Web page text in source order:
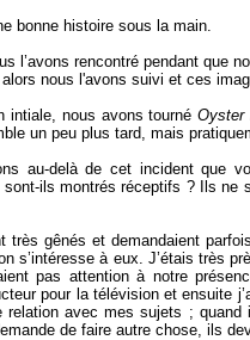
bonne histoire sous la main.
l’avons rencontré pendant que
nous l'avons suivi et ces
intiale, nous avons tourné
un peu plus tard, mais
au-delà de cet incident que
ils montrés réceptifs ? Ils ne
très gênés et demandaient
s’intéresse à eux. J’étais très
pas attention à notre
pour la télévision et ensuite
relation avec mes sujets ;
de faire autre chose, ils